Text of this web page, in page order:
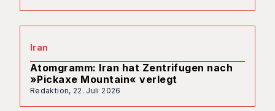
Iran
Atomgramm: Iran hat Zentrifugen nach
»Pickaxe Mountain« verlegt
Redaktion, 22. Juli 2026